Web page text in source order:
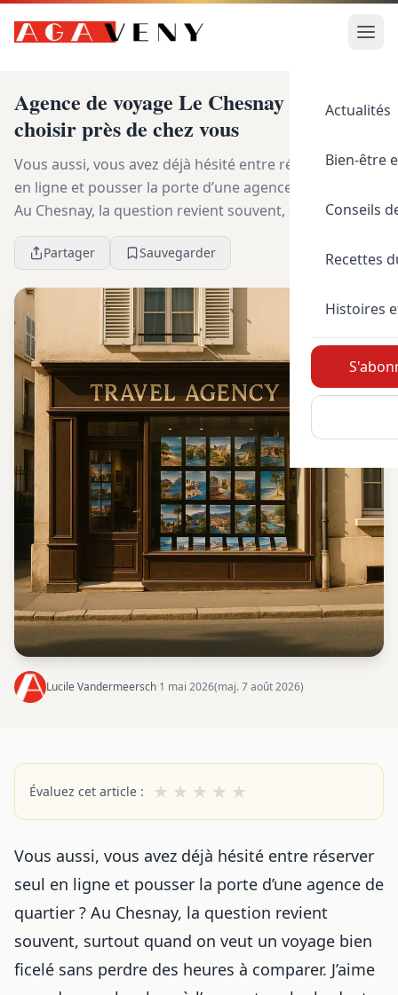
Actualités
Bien-être
Conseils
Recettes
Histoires
Agence de voyage Le Chesnay : laquelle
choisir près de chez vous
Vous aussi, vous avez déjà hésité entre réserver seul
en ligne et pousser la porte d’une agence de quartier ?
Au Chesnay, la question revient souvent, surtout
quand on veut un voyage bien ficelé sans ...
Partager Sauvegarder
Lucile Vandermeersch·1 mai 2026(maj. 7 août 2026)
Évaluez cet article : ★ ★ ★ ★ ★
Vous aussi, vous avez déjà hésité entre réserver
seul en ligne et pousser la porte d’une agence de
quartier ? Au Chesnay, la question revient
souvent, surtout quand on veut un voyage bien
ficelé sans perdre des heures à comparer. J’aime